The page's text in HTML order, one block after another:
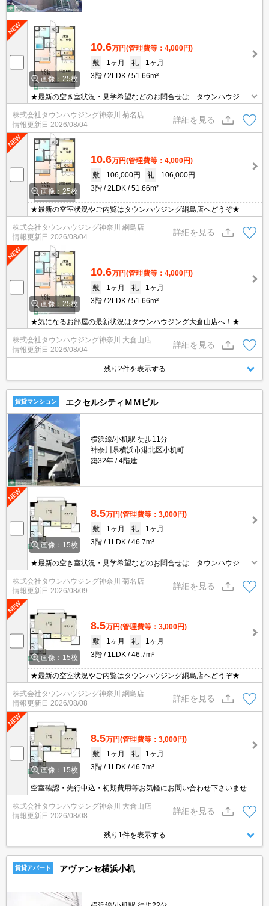
画像：25枚
10.6万円(管理費等：4,000円)
敷
1ヶ月 礼
1ヶ月
3階
2LDK 51.66m²
★最新の空き室状況・見学希望などのお問合せは タウンハウジン
株式会社タウンハウジング神奈川 菊名店
情報更新日 2026/08/04
詳細を見る
画像：25枚
10.6万円(管理費等：4,000円)
敷
106,000円 礼
106,000円
3階
2LDK 51.66m²
★最新の空室状況やご内覧はタウンハウジング綱島店へどうぞ★
株式会社タウンハウジング神奈川 綱島店
情報更新日 2026/08/04
詳細を見る
画像：25枚
10.6万円(管理費等：4,000円)
敷
1ヶ月 礼
1ヶ月
3階
2LDK 51.66m²
★気になるお部屋の最新状況はタウンハウジング大倉山店へ！★
株式会社タウンハウジング神奈川 大倉山店
情報更新日 2026/08/04
詳細を見る
残り2件を表示する
賃貸マンション エクセルシティＭＭビル
横浜線/小机駅 徒歩11分
神奈川県横浜市港北区小机町
築32年
4階建
画像：15枚
8.5万円(管理費等：3,000円)
敷
1ヶ月 礼
1ヶ月
3階
1LDK 46.7m²
★最新の空き室状況・見学希望などのお問合せは タウンハウジン
株式会社タウンハウジング神奈川 菊名店
情報更新日 2026/08/09
詳細を見る
画像：15枚
8.5万円(管理費等：3,000円)
敷
1ヶ月 礼
1ヶ月
3階
1LDK 46.7m²
★最新の空室状況やご内覧はタウンハウジング綱島店へどうぞ★
株式会社タウンハウジング神奈川 綱島店
情報更新日 2026/08/08
詳細を見る
画像：15枚
8.5万円(管理費等：3,000円)
敷
1ヶ月 礼
1ヶ月
3階
1LDK 46.7m²
空室確認・先行申込・初期費用等お気軽にお問い合わせ下さいませ
株式会社タウンハウジング神奈川 大倉山店
情報更新日 2026/08/08
詳細を見る
残り1件を表示する
賃貸アパート アヴァンセ横浜小机